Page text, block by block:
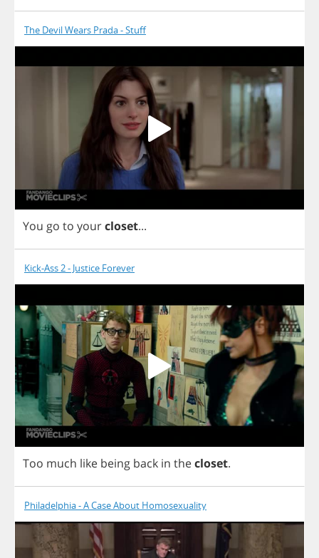
The Devil Wears Prada - Stuff
You go to yourcloset...
Kick-Ass 2 - Justice Forever
Too much like being back in thecloset.
Philadelphia - A Case About Homosexuality